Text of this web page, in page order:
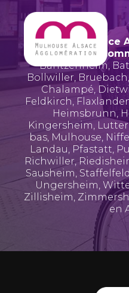
Mulhouse Alsace
regroupe 39
Bantzenheim,
Bollwiller, Bruebach
Chalampé,
Feldkirch,
Heimsbrunn,
Kingersheim,
bas, Mulhouse,
Landau, Pfastatt,
Richwiller,
Sausheim,
Ungersheim,
Zillisheim,
en